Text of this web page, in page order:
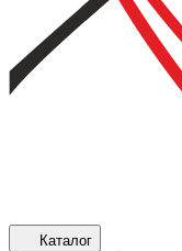
Каталог